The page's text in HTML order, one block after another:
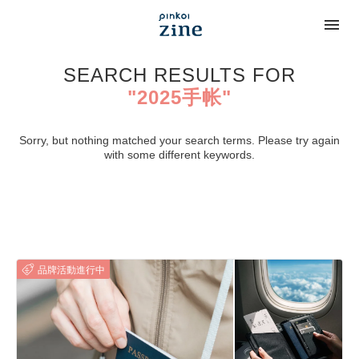
SEARCH RESULTS FOR
"2025手帐"
Sorry, but nothing matched your search terms. Please try again
with some different keywords.